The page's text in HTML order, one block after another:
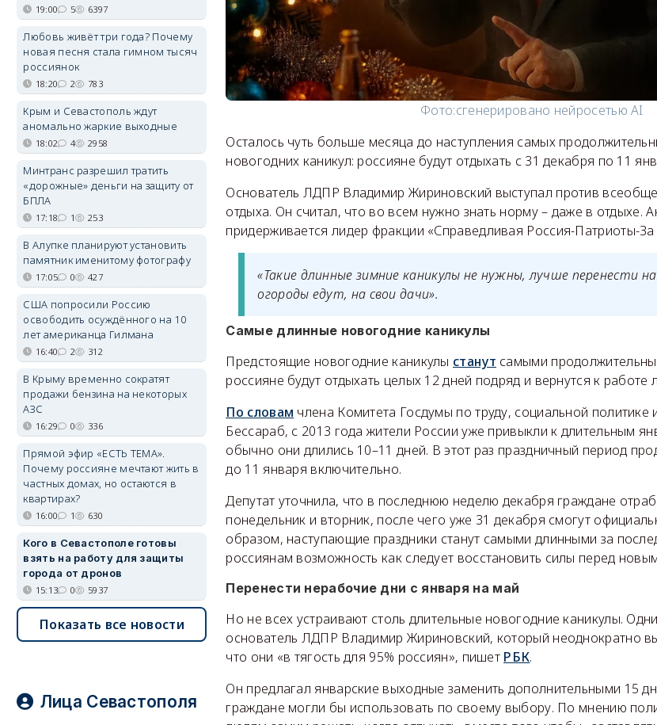
Фото:сгенерировано нейросетью AI
Осталось чуть больше месяца до наступления самых
новогодних каникул: россияне будут отдыхать с 31 декабря по 11
Основатель ЛДПР Владимир Жириновский выступал против
отдыха. Он считал, что во всем нужно знать норму – даже в отдыхе.
придерживается лидер фракции «Справедливая Россия-Патриоты-
«Такие длинные зимние каникулы не нужны, лучше перенести
огороды едут, на свои дачи».
Самые длинные новогодние каникулы
Предстоящие новогодние каникулы станут самыми
россияне будут отдыхать целых 12 дней подряд и вернутся к работе
По словам члена Комитета Госдумы по труду, социальной
Бессараб, с 2013 года жители России уже привыкли к длительным
обычно они длились 10–11 дней. В этот раз праздничный период
до 11 января включительно.
Депутат уточнила, что в последнюю неделю декабря граждане
понедельник и вторник, после чего уже 31 декабря смогут
образом, наступающие праздники станут самыми длинными за
россиянам возможность как следует восстановить силы перед
Перенести нерабочие дни с января на май
Но не всех устраивают столь длительные новогодние каникулы.
основатель ЛДПР Владимир Жириновский, который неоднократно
что они «в тягость для 95% россиян», пишет РБК.
Он предлагал январские выходные заменить дополнительными 15
граждане могли бы использовать по своему выбору. По мнению
19:00 5 6397
Любовь живёт три года? Почему
новая песня стала гимном тысяч
россиянок
18:20 2 783
Крым и Севастополь ждут
аномально жаркие выходные
18:02 4 2958
Минтранс разрешил тратить
«дорожные» деньги на защиту от
БПЛА
17:18 1 253
В Алупке планируют установить
памятник именитому фотографу
17:05 0 427
США попросили Россию
освободить осуждённого на 10
лет американца Гилмана
16:40 2 312
В Крыму временно сократят
продажи бензина на некоторых
АЗС
16:29 0 336
Прямой эфир «ЕСТЬ ТЕМА».
Почему россияне мечтают жить в
частных домах, но остаются в
квартирах?
16:00 1 630
Кого в Севастополе готовы
взять на работу для защиты
города от дронов
15:13 0 5937
Показать все новости
Лица Севастополя